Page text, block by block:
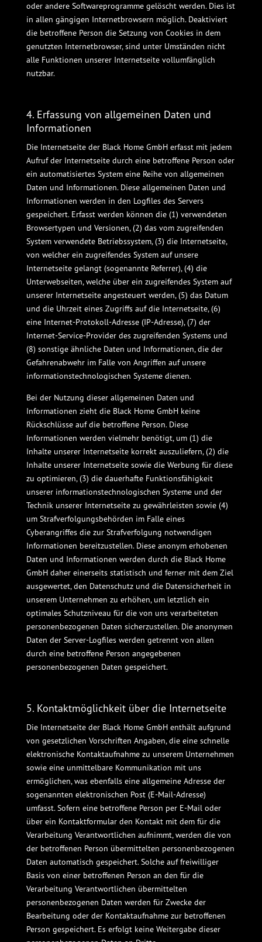
oder andere Softwareprogramme gelöscht werden. Dies ist
in allen gängigen Internetbrowsern möglich. Deaktiviert
die betroffene Person die Setzung von Cookies in dem
genutzten Internetbrowser, sind unter Umständen nicht
alle Funktionen unserer Internetseite vollumfänglich
nutzbar.
4. Erfassung von allgemeinen Daten und
Informationen
Die Internetseite der Black Home GmbH erfasst mit jedem
Aufruf der Internetseite durch eine betroffene Person oder
ein automatisiertes System eine Reihe von allgemeinen
Daten und Informationen. Diese allgemeinen Daten und
Informationen werden in den Logfiles des Servers
gespeichert. Erfasst werden können die (1) verwendeten
Browsertypen und Versionen, (2) das vom zugreifenden
System verwendete Betriebssystem, (3) die Internetseite,
von welcher ein zugreifendes System auf unsere
Internetseite gelangt (sogenannte Referrer), (4) die
Unterwebseiten, welche über ein zugreifendes System auf
unserer Internetseite angesteuert werden, (5) das Datum
und die Uhrzeit eines Zugriffs auf die Internetseite, (6)
eine Internet-Protokoll-Adresse (IP-Adresse), (7) der
Internet-Service-Provider des zugreifenden Systems und
(8) sonstige ähnliche Daten und Informationen, die der
Gefahrenabwehr im Falle von Angriffen auf unsere
informationstechnologischen Systeme dienen.
Bei der Nutzung dieser allgemeinen Daten und
Informationen zieht die Black Home GmbH keine
Rückschlüsse auf die betroffene Person. Diese
Informationen werden vielmehr benötigt, um (1) die
Inhalte unserer Internetseite korrekt auszuliefern, (2) die
Inhalte unserer Internetseite sowie die Werbung für diese
zu optimieren, (3) die dauerhafte Funktionsfähigkeit
unserer informationstechnologischen Systeme und der
Technik unserer Internetseite zu gewährleisten sowie (4)
um Strafverfolgungsbehörden im Falle eines
Cyberangriffes die zur Strafverfolgung notwendigen
Informationen bereitzustellen. Diese anonym erhobenen
Daten und Informationen werden durch die Black Home
GmbH daher einerseits statistisch und ferner mit dem Ziel
ausgewertet, den Datenschutz und die Datensicherheit in
unserem Unternehmen zu erhöhen, um letztlich ein
optimales Schutzniveau für die von uns verarbeiteten
personenbezogenen Daten sicherzustellen. Die anonymen
Daten der Server-Logfiles werden getrennt von allen
durch eine betroffene Person angegebenen
personenbezogenen Daten gespeichert.
5. Kontaktmöglichkeit über die Internetseite
Die Internetseite der Black Home GmbH enthält aufgrund
von gesetzlichen Vorschriften Angaben, die eine schnelle
elektronische Kontaktaufnahme zu unserem Unternehmen
sowie eine unmittelbare Kommunikation mit uns
ermöglichen, was ebenfalls eine allgemeine Adresse der
sogenannten elektronischen Post (E-Mail-Adresse)
umfasst. Sofern eine betroffene Person per E-Mail oder
über ein Kontaktformular den Kontakt mit dem für die
Verarbeitung Verantwortlichen aufnimmt, werden die von
der betroffenen Person übermittelten personenbezogenen
Daten automatisch gespeichert. Solche auf freiwilliger
Basis von einer betroffenen Person an den für die
Verarbeitung Verantwortlichen übermittelten
personenbezogenen Daten werden für Zwecke der
Bearbeitung oder der Kontaktaufnahme zur betroffenen
Person gespeichert. Es erfolgt keine Weitergabe dieser